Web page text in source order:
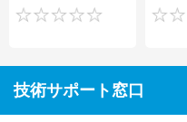
技術サポート窓口